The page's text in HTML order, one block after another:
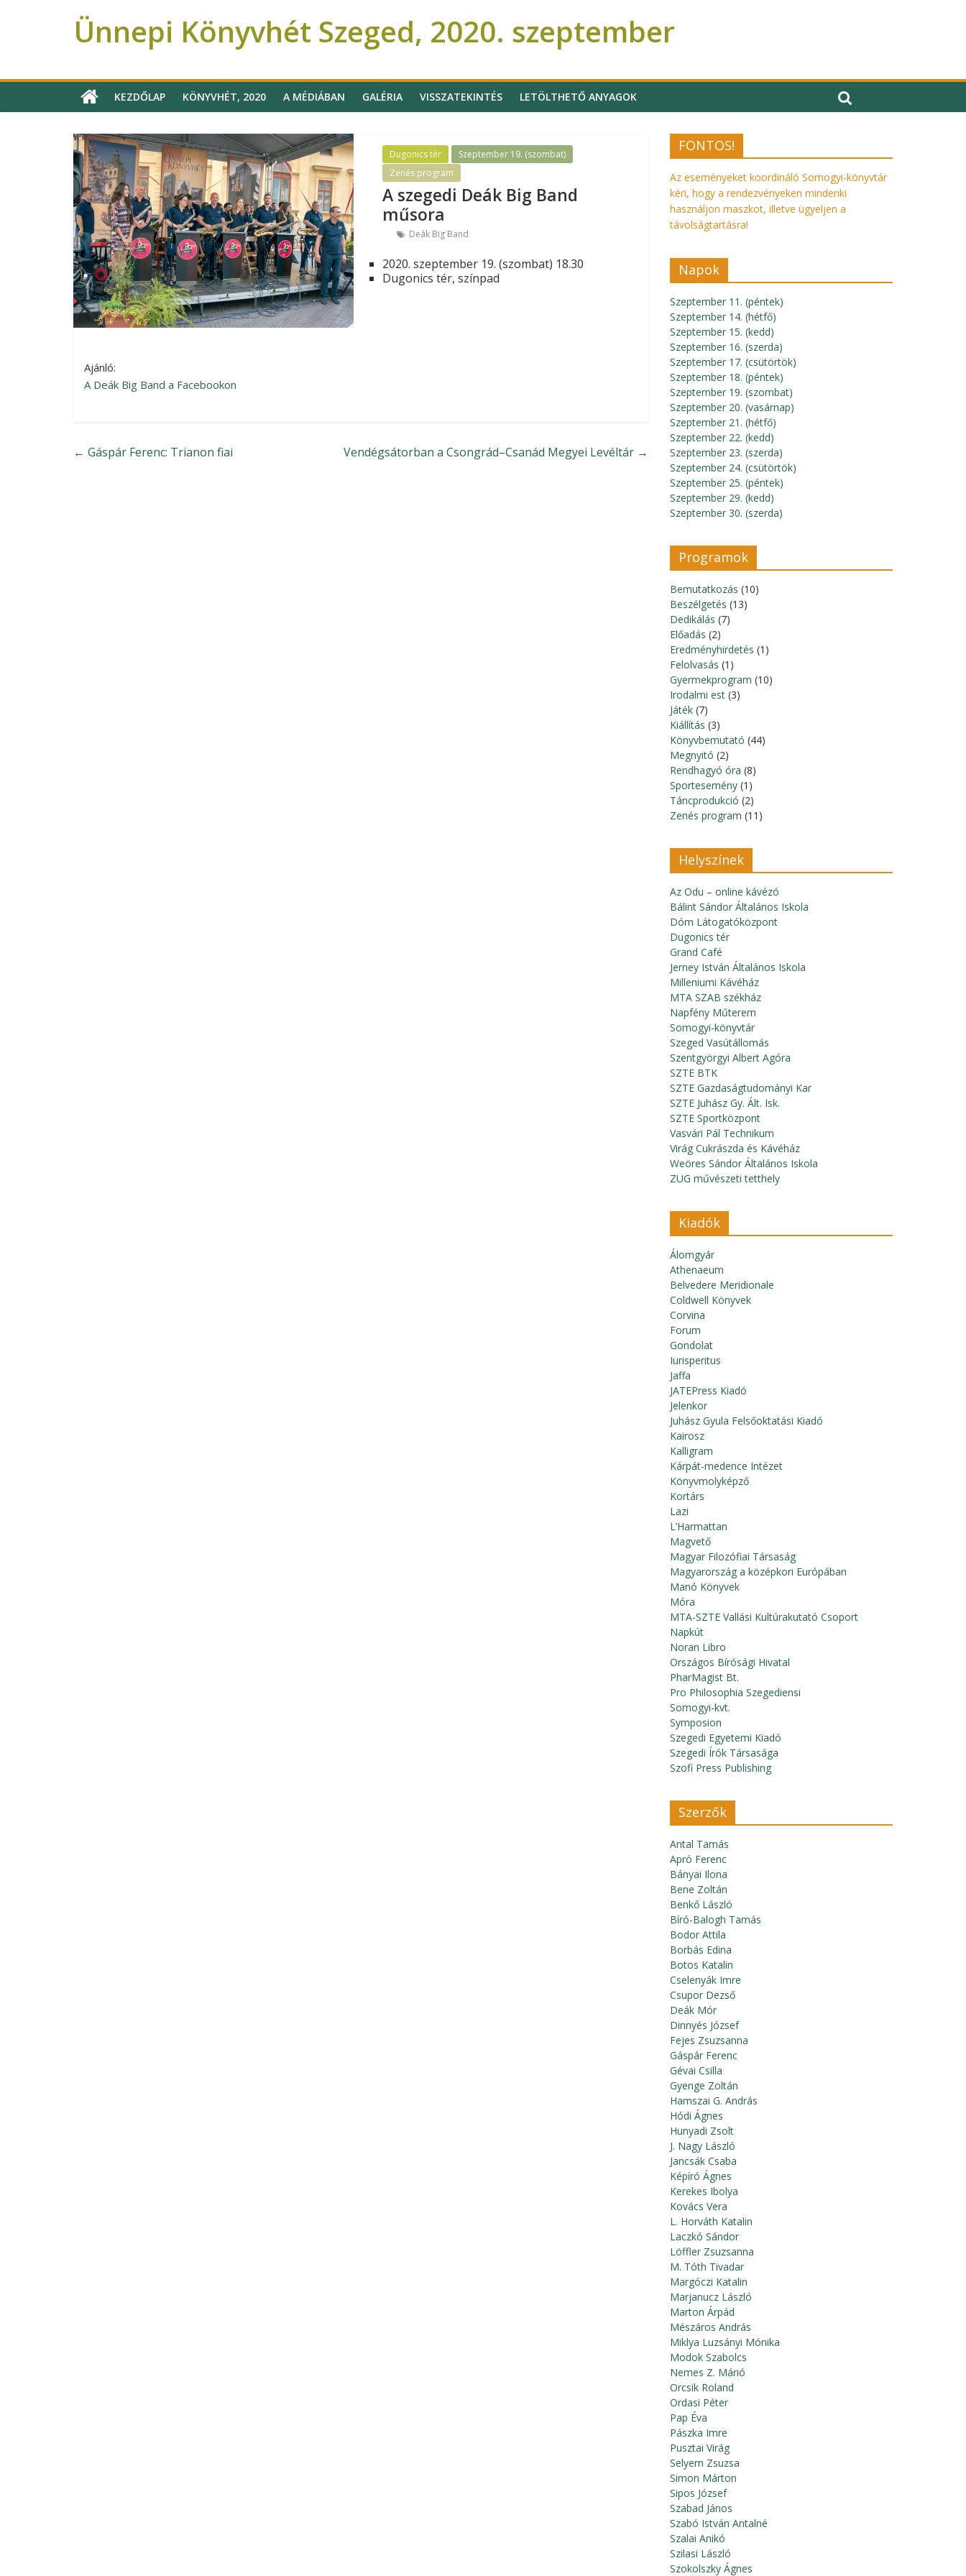
Ünnepi Könyvhét Szeged, 2020. szeptember
KEZDŐLAP KÖNYVHÉT, 2020 A MÉDIÁBAN GALÉRIA VISSZATEKINTÉS LETÖLTHETŐ ANYAGOK
Dugonics tér
Szeptember 19. (szombat)
Zenés program
A szegedi Deák Big Band
műsora
Deák Big Band
2020. szeptember 19. (szombat) 18.30
Dugonics tér, színpad
Ajánló:
A Deák Big Band a Facebookon
Vendégsátorban a Csongrád–Csanád Megyei Levéltár →
← Gáspár Ferenc: Trianon fiai
FONTOS!
Az eseményeket koordináló Somogyi-könyvtár
kéri, hogy a rendezvényeken mindenki
használjon maszkot, illetve ügyeljen a
távolságtartásra!
Napok
Szeptember 11. (péntek)
Szeptember 14. (hétfő)
Szeptember 15. (kedd)
Szeptember 16. (szerda)
Szeptember 17. (csütörtök)
Szeptember 18. (péntek)
Szeptember 19. (szombat)
Szeptember 20. (vasárnap)
Szeptember 21. (hétfő)
Szeptember 22. (kedd)
Szeptember 23. (szerda)
Szeptember 24. (csütörtök)
Szeptember 25. (péntek)
Szeptember 29. (kedd)
Szeptember 30. (szerda)
Programok
Bemutatkozás (10)
Beszélgetés (13)
Dedikálás (7)
Előadás (2)
Eredményhirdetés (1)
Felolvasás (1)
Gyermekprogram (10)
Irodalmi est (3)
Játék (7)
Kiállítás (3)
Könyvbemutató (44)
Megnyitó (2)
Rendhagyó óra (8)
Sportesemény (1)
Táncprodukció (2)
Zenés program (11)
Helyszínek
Az Odu – online kávézó
Bálint Sándor Általános Iskola
Dóm Látogatóközpont
Dugonics tér
Grand Café
Jerney István Általános Iskola
Milleniumi Kávéház
MTA SZAB székház
Napfény Műterem
Somogyi-könyvtár
Szeged Vasútállomás
Szentgyörgyi Albert Agóra
SZTE BTK
SZTE Gazdaságtudományi Kar
SZTE Juhász Gy. Ált. Isk.
SZTE Sportközpont
Vasvári Pál Technikum
Virág Cukrászda és Kávéház
Weöres Sándor Általános Iskola
ZUG művészeti tetthely
Kiadók
Álomgyár
Athenaeum
Belvedere Meridionale
Coldwell Könyvek
Corvina
Forum
Gondolat
Iurisperitus
Jaffa
JATEPress Kiadó
Jelenkor
Juhász Gyula Felsőoktatási Kiadó
Kairosz
Kalligram
Kárpát-medence Intézet
Könyvmolyképző
Kortárs
Lazi
L’Harmattan
Magvető
Magyar Filozófiai Társaság
Magyarország a középkori Európában
Manó Könyvek
Móra
MTA-SZTE Vallási Kultúrakutató Csoport
Napkút
Noran Libro
Országos Bírósági Hivatal
PharMagist Bt.
Pro Philosophia Szegediensi
Somogyi-kvt.
Symposion
Szegedi Egyetemi Kiadó
Szegedi Írók Társasága
Szofi Press Publishing
Szerzők
Antal Tamás
Apró Ferenc
Bányai Ilona
Bene Zoltán
Benkő László
Bíró-Balogh Tamás
Bodor Attila
Borbás Edina
Botos Katalin
Cselenyák Imre
Csupor Dezső
Deák Mór
Dinnyés József
Fejes Zsuzsanna
Gáspár Ferenc
Gévai Csilla
Gyenge Zoltán
Hamszai G. András
Hódi Ágnes
Hunyadi Zsolt
J. Nagy László
Jancsák Csaba
Képíró Ágnes
Kerekes Ibolya
Kovács Vera
L. Horváth Katalin
Laczkó Sándor
Löffler Zsuzsanna
M. Tóth Tivadar
Margóczi Katalin
Marjanucz László
Marton Árpád
Mészáros András
Miklya Luzsányi Mónika
Modok Szabolcs
Nemes Z. Márió
Orcsik Roland
Ordasi Péter
Pap Éva
Pászka Imre
Pusztai Virág
Selyem Zsuzsa
Simon Márton
Sipos József
Szabad János
Szabó István Antalné
Szalai Anikó
Szilasi László
Szokolszky Ágnes